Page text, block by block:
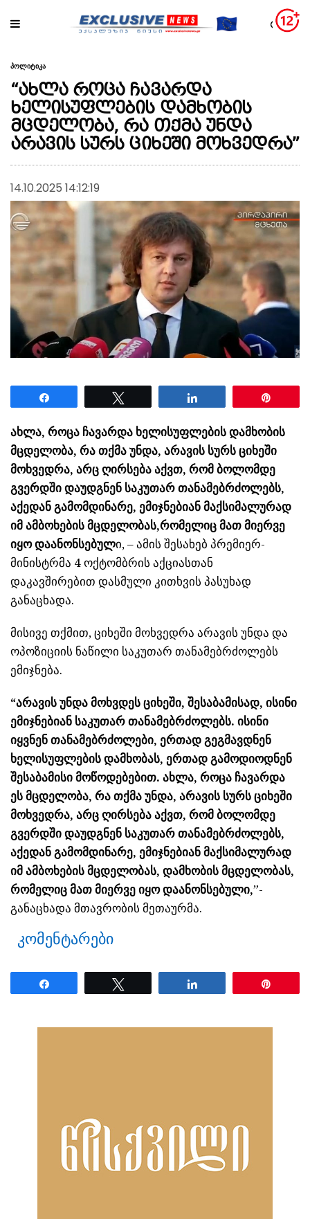
პოლიტიკა
“ახლა როცა ჩავარდა
ხელისუფლების დამხობის
მცდელობა, რა თქმა უნდა
არავის სურს ციხეში მოხვედრა”
14.10.2025 14:12:19
ახლა, როცა ჩავარდა ხელისუფლების დამხობის
მცდელობა, რა თქმა უნდა, არავის სურს ციხეში
მოხვედრა, არც ღირსება აქვთ, რომ ბოლომდე
გვერდში დაუდგნენ საკუთარ თანამებრძოლებს,
აქედან გამომდინარე, ემიჯნებიან მაქსიმალურად
იმ ამბოხების მცდელობას,რომელიც მათ მიერვე
იყო დაანონსებული, – ამის შესახებ პრემიერ-
მინისტრმა 4 ოქტომბრის აქციასთან
დაკავშირებით დასმული კითხვის პასუხად
განაცხადა.
მისივე თქმით, ციხეში მოხვედრა არავის უნდა და
ოპოზიციის ნაწილი საკუთარ თანამებრძოლებს
ემიჯნება.
“არავის უნდა მოხვდეს ციხეში, შესაბამისად, ისინი
ემიჯნებიან საკუთარ თანამებრძოლებს. ისინი
იყვნენ თანამებრძოლები, ერთად გეგმავდნენ
ხელისუფლების დამხობას, ერთად გამოდიოდნენ
შესაბამისი მოწოდებებით. ახლა, როცა ჩავარდა
ეს მცდელობა, რა თქმა უნდა, არავის სურს ციხეში
მოხვედრა, არც ღირსება აქვთ, რომ ბოლომდე
გვერდში დაუდგნენ საკუთარ თანამებრძოლებს,
აქედან გამომდინარე, ემიჯნებიან მაქსიმალურად
იმ ამბოხების მცდელობას, დამხობის მცდელობას,
რომელიც მათ მიერვე იყო დაანონსებული,”-
განაცხადა მთავრობის მეთაურმა.
კომენტარები